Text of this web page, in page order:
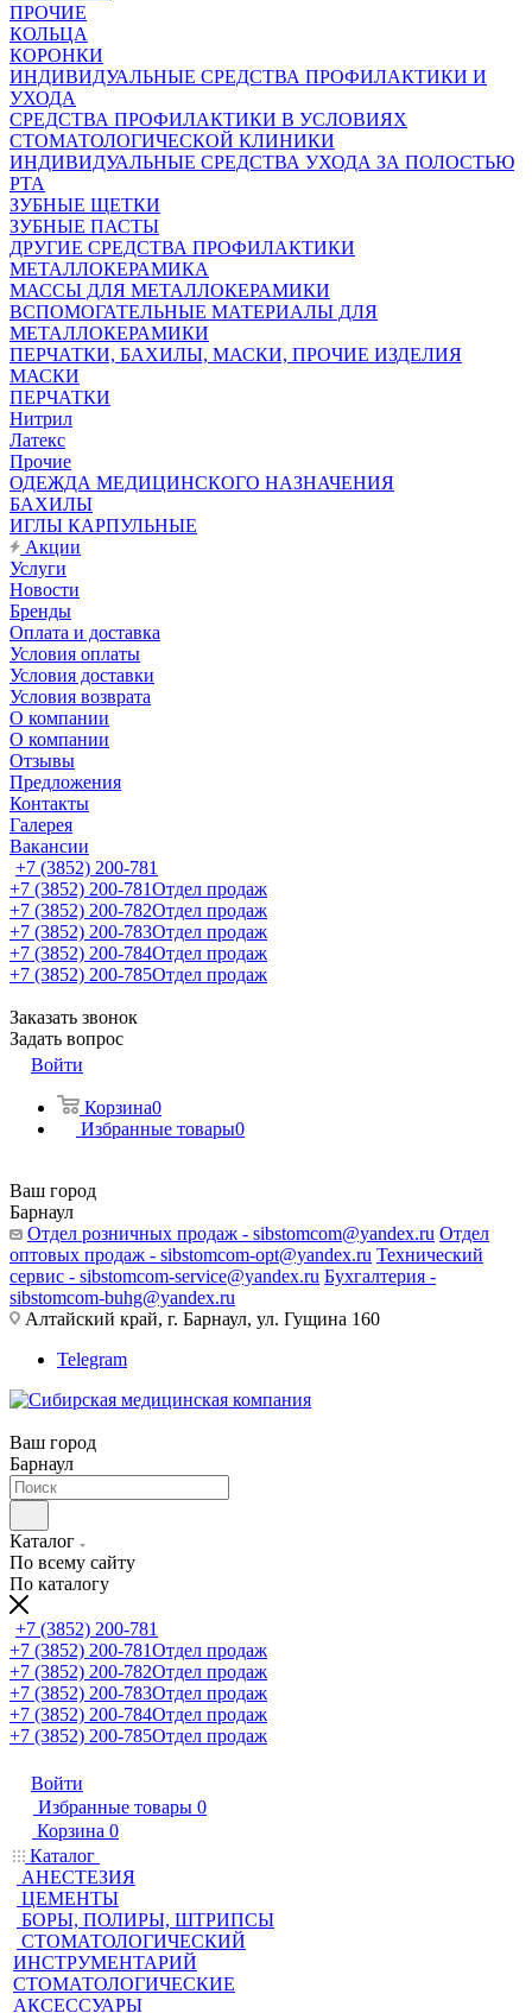
ПРОЧИЕ
КОЛЬЦА
КОРОНКИ
ИНДИВИДУАЛЬНЫЕ СРЕДСТВА ПРОФИЛАКТИКИ И
УХОДА
СРЕДСТВА ПРОФИЛАКТИКИ В УСЛОВИЯХ
СТОМАТОЛОГИЧЕСКОЙ КЛИНИКИ
ИНДИВИДУАЛЬНЫЕ СРЕДСТВА УХОДА ЗА ПОЛОСТЬЮ
РТА
ЗУБНЫЕ ЩЕТКИ
ЗУБНЫЕ ПАСТЫ
ДРУГИЕ СРЕДСТВА ПРОФИЛАКТИКИ
МЕТАЛЛОКЕРАМИКА
МАССЫ ДЛЯ МЕТАЛЛОКЕРАМИКИ
ВСПОМОГАТЕЛЬНЫЕ МАТЕРИАЛЫ ДЛЯ
МЕТАЛЛОКЕРАМИКИ
ПЕРЧАТКИ, БАХИЛЫ, МАСКИ, ПРОЧИЕ ИЗДЕЛИЯ
МАСКИ
ПЕРЧАТКИ
Нитрил
Латекс
Прочие
ОДЕЖДА МЕДИЦИНСКОГО НАЗНАЧЕНИЯ
БАХИЛЫ
ИГЛЫ КАРПУЛЬНЫЕ
Акции
Услуги
Новости
Бренды
Оплата и доставка
Условия оплаты
Условия доставки
Условия возврата
О компании
О компании
Отзывы
Предложения
Контакты
Галерея
Вакансии
+7 (3852) 200-781
+7 (3852) 200-781Отдел продаж
+7 (3852) 200-782Отдел продаж
+7 (3852) 200-783Отдел продаж
+7 (3852) 200-784Отдел продаж
+7 (3852) 200-785Отдел продаж
Заказать звонок
Задать вопрос
Войти
Корзина0
Избранные товары0
Ваш город
Барнаул
Отдел розничных продаж - sibstomcom@yandex.ru Отдел
оптовых продаж - sibstomcom-opt@yandex.ru Технический
сервис - sibstomcom-service@yandex.ru Бухгалтерия -
sibstomcom-buhg@yandex.ru
Алтайский край, г. Барнаул, ул. Гущина 160
Telegram
Ваш город
Барнаул
Каталог
По всему сайту
По каталогу
+7 (3852) 200-781
+7 (3852) 200-781Отдел продаж
+7 (3852) 200-782Отдел продаж
+7 (3852) 200-783Отдел продаж
+7 (3852) 200-784Отдел продаж
+7 (3852) 200-785Отдел продаж
Войти
Избранные товары 0
Корзина 0
Каталог
АНЕСТЕЗИЯ
ЦЕМЕНТЫ
БОРЫ, ПОЛИРЫ, ШТРИПСЫ
СТОМАТОЛОГИЧЕСКИЙ
ИНСТРУМЕНТАРИЙ
СТОМАТОЛОГИЧЕСКИЕ
АКСЕССУАРЫ